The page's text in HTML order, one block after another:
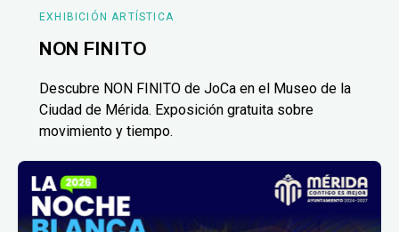
EXHIBICIÓN ARTÍSTICA
NON FINITO
Descubre NON FINITO de JoCa en el Museo de la
Ciudad de Mérida. Exposición gratuita sobre
movimiento y tiempo.